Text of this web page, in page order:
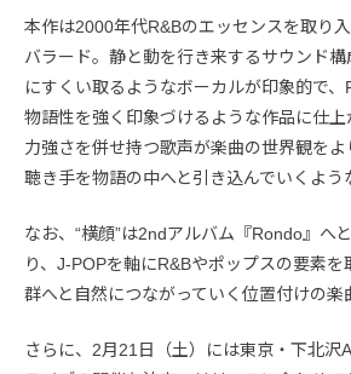
本作は2000年代R&Bのエッセンスを取り
バラード。静と動を行き来するサウンド
にすくい取るようなボーカルが印象的で
物語性を強く印象づけるような作品に仕上
力強さを併せ持つ歌声が楽曲の世界観をよ
聴き手を物語の中へと引き込んでいくよう
なお、“横顔”は2ndアルバム『Rondo』へ
り、J-POPを軸にR&Bやポップスの要素
群へと自然につながっていく位置付けの楽
さらに、2月21日（土）には東京・下北沢